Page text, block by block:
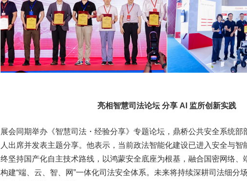
亮相智慧司法论坛 分享 AI 监所创新实践
展会同期举办《智慧司法・经验分享》专题论坛，鼎桥公共安全系统部
人出席并发表主题分享。他表示，当前政法智能化建设已进入安全与智
终坚持国产化自主技术路线，以鸿蒙安全底座为根基，融合国密网络、
构建“端、云、智、网”一体化司法安全体系。未来将持续深耕司法细分